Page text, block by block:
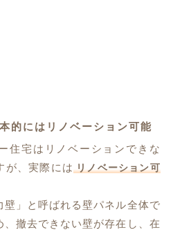
的にはリノベーション可能
住宅はリノベーションできな
が、実際には リノベーション可
壁」と呼ばれる壁パネル全体で
撤去できない壁が存在し、在